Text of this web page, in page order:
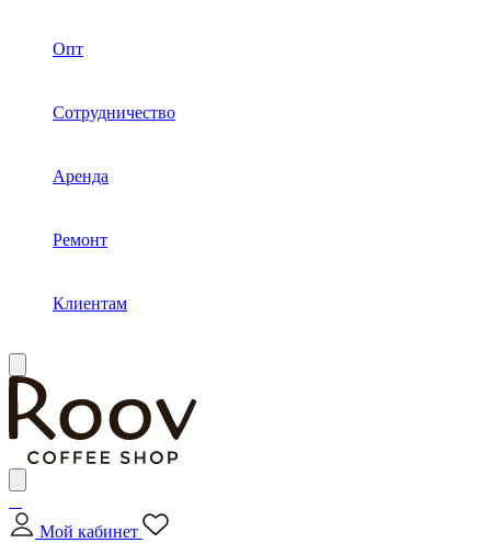
Опт
Сотрудничество
Аренда
Ремонт
Клиентам
Мой кабинет